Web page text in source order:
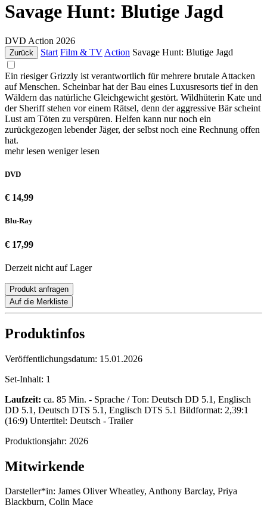
Savage Hunt: Blutige Jagd
DVD Action 2026
Zurück Start Film & TV Action Savage Hunt: Blutige Jagd
Ein riesiger Grizzly ist verantwortlich für mehrere brutale Attacken
auf Menschen. Scheinbar hat der Bau eines Luxusresorts tief in den
Wäldern das natürliche Gleichgewicht gestört. Wildhüterin Kate und
der Sheriff stehen vor einem Rätsel, denn der aggressive Bär scheint
Lust am Töten zu verspüren. Helfen kann nur noch ein
zurückgezogen lebender Jäger, der selbst noch eine Rechnung offen
hat.
mehr lesen weniger lesen
DVD
€ 14,99
Blu-Ray
€ 17,99
Derzeit nicht auf Lager
Produkt anfragen
Auf die Merkliste
Produktinfos
Veröffentlichungsdatum: 15.01.2026
Set-Inhalt: 1
Laufzeit: ca. 85 Min. - Sprache / Ton: Deutsch DD 5.1, Englisch
DD 5.1, Deutsch DTS 5.1, Englisch DTS 5.1 Bildformat: 2,39:1
(16:9) Untertitel: Deutsch - Trailer
Produktionsjahr: 2026
Mitwirkende
Darsteller*in: James Oliver Wheatley, Anthony Barclay, Priya
Blackburn, Colin Mace